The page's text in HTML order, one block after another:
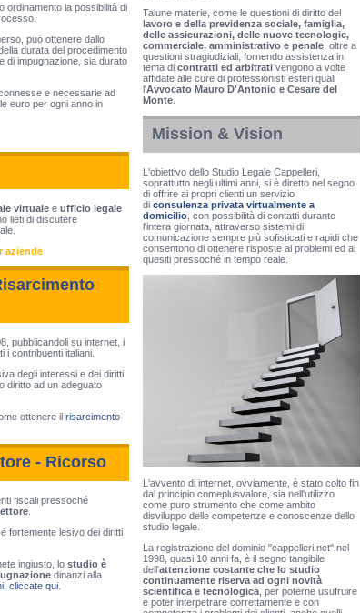
ordinamento la possibilità di
può ottenere dallo
durata del procedimento
di impugnazione, sia durato
e necessarie ad
euro per ogni anno in
virtuale e ufficio legale
lieti di discutere
aziende
pubblicandoli su internet, i
i contribuenti italiani.
degli interessi e dei diritti
diritto ad un adeguato
ottenere il risarcimento
- Ricorso
fiscali pressoché
fortemente lesivo dei diritti
ingiusto, lo studio è
dinanzi alla
cliccate qui
Talune materie, come le questioni di diritto del
lavoro e della previdenza sociale, famiglia,
delle assicurazioni, delle nuove tecnologie,
commerciale, amministrativo e penale , oltre a
questioni stragiudiziali, fornendo assistenza in
tema di contratti ed arbitrati vengono a volte
affidate alle cure di professionisti esteri quali
l'Avvocato Mauro D'Antonio e Cesare del
Monte
Mission & Vision
L'obiettivo dello Studio Legale Cappelleri,
soprattutto negli ultimi anni, si è diretto nel segno
di offrire ai propri clienti un servizio
di consulenza privata virtualmente a
domicilio , con possibilità di contatti durante
l'intera giornata, attraverso sistemi di
comunicazione sempre più sofisticati e rapidi che
consentono di ottenere risposte ai problemi ed ai
quesiti pressoché in tempo reale.
L'avvento di internet, ovviamente, è stato colto fin
dal principio comeplusvalore, sia nell'utilizzo
come puro strumento che come ambito
disviluppo delle competenze e conoscenze dello
studio legale.
La registrazione del dominio "cappelleri.net",nel
1998, quasi 10 anni fa, è il segno tangibile
dell'attenzione costante che lo studio
continuamente riserva ad ogni novità
scientifica e tecnologica , per poterne usufruire
e poter interpetrare correttamente e con